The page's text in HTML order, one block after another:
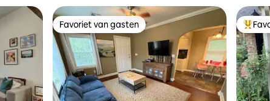
Favoriet van gasten
Favoriet van gasten